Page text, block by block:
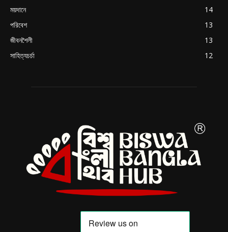
ময়দানে
14
পরিবেশ
13
জীবনশৈলী
13
সাহিত্যচর্চা
12